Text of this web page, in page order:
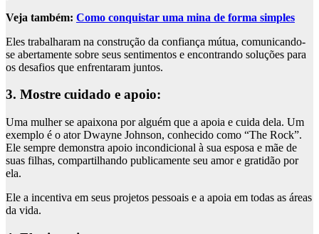
Veja também: Como conquistar uma mina de forma simples
Eles trabalharam na construção da confiança mútua, comunicando-
se abertamente sobre seus sentimentos e encontrando soluções para
os desafios que enfrentaram juntos.
3. Mostre cuidado e apoio:
Uma mulher se apaixona por alguém que a apoia e cuida dela. Um
exemplo é o ator Dwayne Johnson, conhecido como “The Rock”.
Ele sempre demonstra apoio incondicional à sua esposa e mãe de
suas filhas, compartilhando publicamente seu amor e gratidão por
ela.
Ele a incentiva em seus projetos pessoais e a apoia em todas as áreas
da vida.